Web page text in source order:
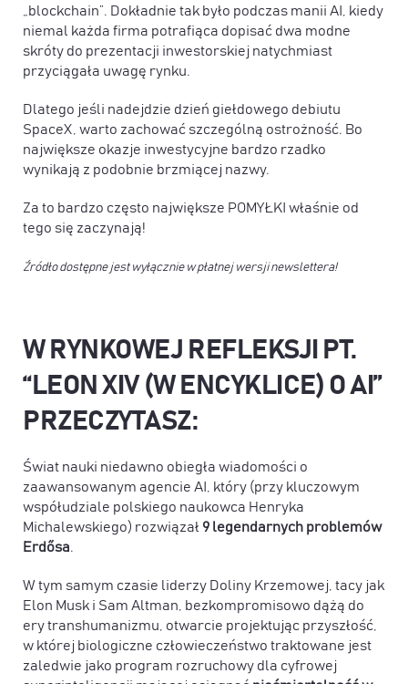
„blockchain”. Dokładnie tak było podczas manii AI, kiedy
niemal każda firma potrafiąca dopisać dwa modne
skróty do prezentacji inwestorskiej natychmiast
przyciągała uwagę rynku.
Dlatego jeśli nadejdzie dzień giełdowego debiutu
SpaceX, warto zachować szczególną ostrożność. Bo
największe okazje inwestycyjne bardzo rzadko
wynikają z podobnie brzmiącej nazwy.
Za to bardzo często największe POMYŁKI właśnie od
tego się zaczynają!
Źródło dostępne jest wyłącznie w płatnej wersji newslettera!
W RYNKOWEJ REFLEKSJI PT.
“LEON XIV (W ENCYKLICE) O AI”
PRZECZYTASZ:
Świat nauki niedawno obiegła wiadomości o
zaawansowanym agencie AI, który (przy kluczowym
współudziale polskiego naukowca Henryka
Michalewskiego) rozwiązał 9 legendarnych problemów
Erdősa.
W tym samym czasie liderzy Doliny Krzemowej, tacy jak
Elon Musk i Sam Altman, bezkompromisowo dążą do
ery transhumanizmu, otwarcie projektując przyszłość,
w której biologiczne człowieczeństwo traktowane jest
zaledwie jako program rozruchowy dla cyfrowej